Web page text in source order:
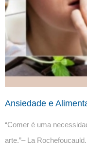
Ansiedade e
“Comer é uma
arte.”– La Rochefoucauld.